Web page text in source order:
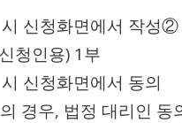
신청화면에서 작성②
청인용) 1부
신청화면에서 동의
경우, 법정 대리인 동